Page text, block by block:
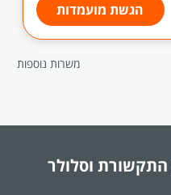
הגשת מועמדות
משרות נוספות
התקשורת וסלולר